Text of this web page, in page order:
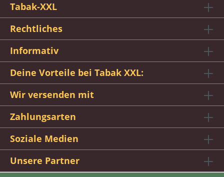
Tabak-XXL
Rechtliches
Informativ
Deine Vorteile bei Tabak XXL:
Wir versenden mit
Zahlungsarten
Soziale Medien
Unsere Partner